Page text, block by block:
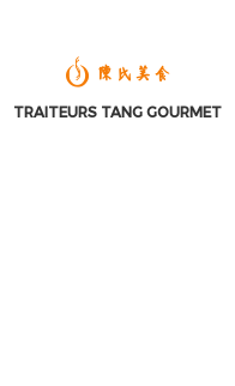
TRAITEURS TANG GOURMET